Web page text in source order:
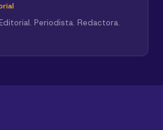
Periodista. Redactora.